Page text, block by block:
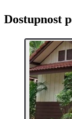
Dostupnost